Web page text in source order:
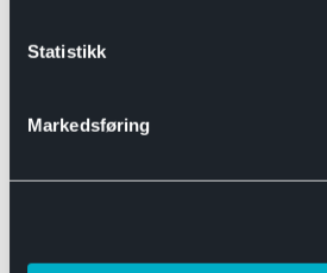
Statistikk
Markedsføring